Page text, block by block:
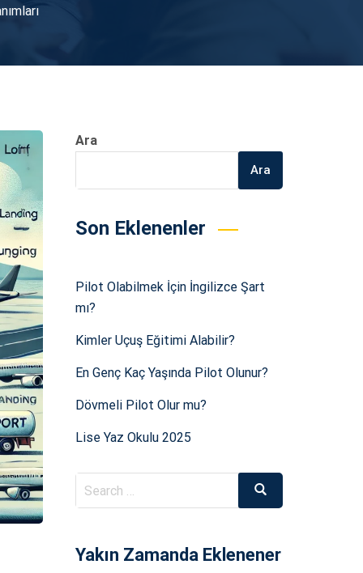
Ara
Ara
Son Eklenenler
Pilot Olabilmek İçin İngilizce Şart
mı?
Kimler Uçuş Eğitimi Alabilir?
En Genç Kaç Yaşında Pilot Olunur?
Dövmeli Pilot Olur mu?
Lise Yaz Okulu 2025
Search
for:
Search
Yakın Zamanda Eklenener